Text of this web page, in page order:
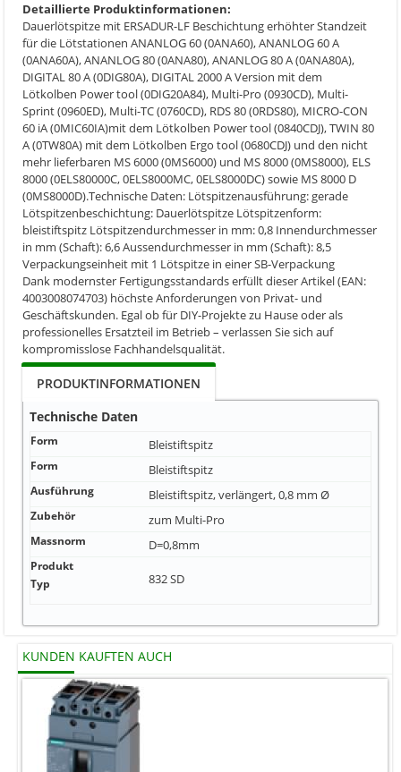
Detaillierte Produktinformationen:
Dauerlötspitze mit ERSADUR-LF Beschichtung erhöhter Standzeit
für die Lötstationen ANANLOG 60 (0ANA60), ANANLOG 60 A
(0ANA60A), ANANLOG 80 (0ANA80), ANANLOG 80 A (0ANA80A),
DIGITAL 80 A (0DIG80A), DIGITAL 2000 A Version mit dem
Lötkolben Power tool (0DIG20A84), Multi-Pro (0930CD), Multi-
Sprint (0960ED), Multi-TC (0760CD), RDS 80 (0RDS80), MICRO-CON
60 iA (0MIC60IA)mit dem Lötkolben Power tool (0840CDJ), TWIN 80
A (0TW80A) mit dem Lötkolben Ergo tool (0680CDJ) und den nicht
mehr lieferbaren MS 6000 (0MS6000) und MS 8000 (0MS8000), ELS
8000 (0ELS80000C, 0ELS8000MC, 0ELS8000DC) sowie MS 8000 D
(0MS8000D).Technische Daten: Lötspitzenausführung: gerade
Lötspitzenbeschichtung: Dauerlötspitze Lötspitzenform:
bleistiftspitz Lötspitzendurchmesser in mm: 0,8 Innendurchmesser
in mm (Schaft): 6,6 Aussendurchmesser in mm (Schaft): 8,5
Verpackungseinheit mit 1 Lötspitze in einer SB-Verpackung
Dank modernster Fertigungsstandards erfüllt dieser Artikel (EAN:
4003008074703) höchste Anforderungen von Privat- und
Geschäftskunden. Egal ob für DIY-Projekte zu Hause oder als
professionelles Ersatzteil im Betrieb – verlassen Sie sich auf
kompromisslose Fachhandelsqualität.
PRODUKTINFORMATIONEN
Technische Daten
Form Bleistiftspitz
Form Bleistiftspitz
Ausführung Bleistiftspitz, verlängert, 0,8 mm Ø
Zubehör zum Multi-Pro
Massnorm D=0,8mm
Produkt
Typ
832 SD
KUNDEN KAUFTEN AUCH